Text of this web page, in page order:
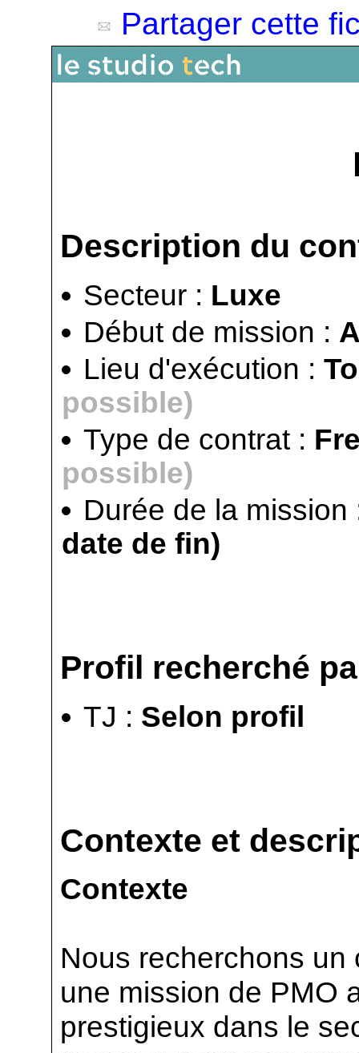
Partager cette
Description du
Secteur : Luxe
Début de mission :
Lieu d'exécution :
possible)
Type de contrat :
possible)
Durée de la
date de fin)
Profil recherché
TJ : Selon profil
Contexte et
Contexte
Nous recherchons
une mission de PMO
prestigieux dans le